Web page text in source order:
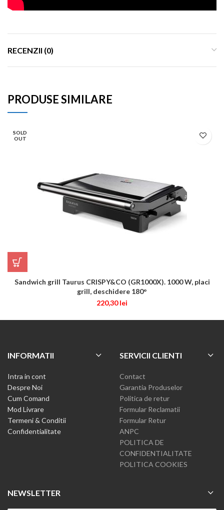
RECENZII (0)
PRODUSE SIMILARE
SOLD
OUT
Sandwich grill Taurus CRISPY&CO (GR1000X). 1000 W, placi
grill, deschidere 180°
220,30lei
INFORMATII
Intra in cont
Despre Noi
Cum Comand
Mod Livrare
Termeni & Conditii
Confidentialitate
SERVICII CLIENTI
Contact
Garantia Produselor
Politica de retur
Formular Reclamatii
Formular Retur
ANPC
POLITICA DE
CONFIDENTIALITATE
POLITICA COOKIES
NEWSLETTER